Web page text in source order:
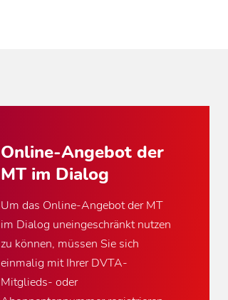
Online-Angebot der
MT im Dialog
Um das Online-Angebot der MT
im Dialog uneingeschränkt nutzen
zu können, müssen Sie sich
einmalig mit Ihrer DVTA-
Mitglieds- oder